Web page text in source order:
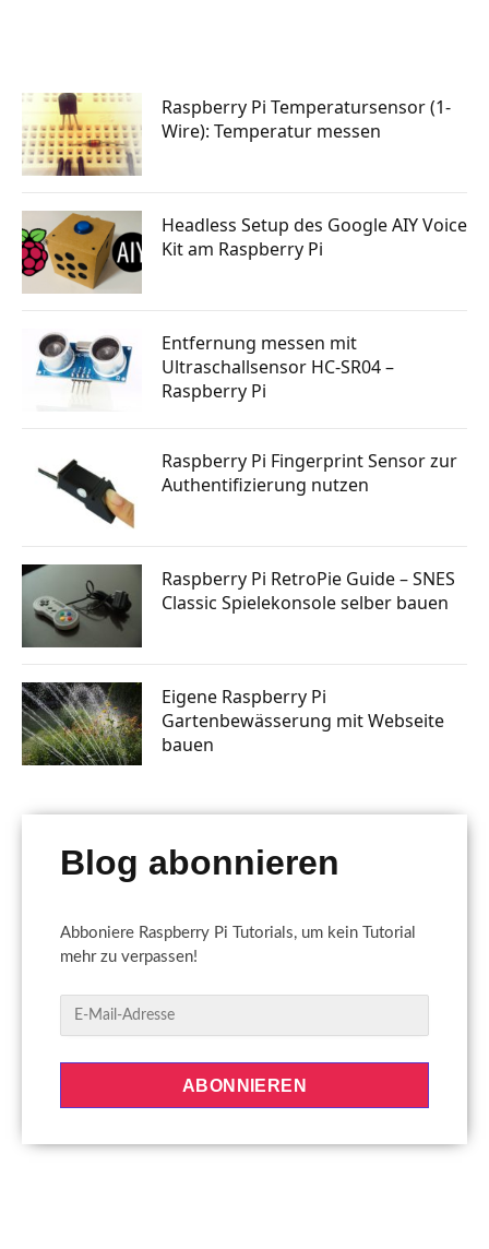
Raspberry Pi Temperatursensor (1-
Wire): Temperatur messen
Headless Setup des Google AIY Voice
Kit am Raspberry Pi
Entfernung messen mit
Ultraschallsensor HC-SR04 –
Raspberry Pi
Raspberry Pi Fingerprint Sensor zur
Authentifizierung nutzen
Raspberry Pi RetroPie Guide – SNES
Classic Spielekonsole selber bauen
Eigene Raspberry Pi
Gartenbewässerung mit Webseite
bauen
Blog abonnieren
Abboniere Raspberry Pi Tutorials, um kein Tutorial
mehr zu verpassen!
-
ABONNIEREN